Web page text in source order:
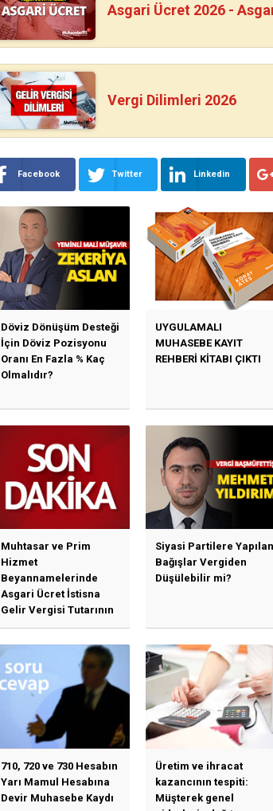
Asgari Ücret 2026 -
Vergi Dilimleri 2026
Facebook Twitter Linkedin
Döviz Dönüşüm Desteği
İçin Döviz Pozisyonu
Oranı En Fazla % Kaç
Olmalıdır?
UYGULAMALI
MUHASEBE KAYIT
REHBERİ KİTABI ÇIKTI
Muhtasar ve Prim
Hizmet
Beyannamelerinde
Asgari Ücret İstisna
Gelir Vergisi Tutarının
Güncellenmesine
İlişkin Duyuru
Siyasi Partilere Yapılan
Bağışlar Vergiden
Düşülebilir mi?
710, 720 ve 730 Hesabın
Yarı Mamul Hesabına
Devir Muhasebe Kaydı
Üretim ve ihracat
kazancının tespiti:
Müşterek genel